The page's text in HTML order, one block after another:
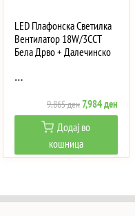
LED Плафонска Светилка
Вентилатор 18W/3CCT
Бела Дрво + Далечинско
…
9,865денOriginal
price
was:
9,865 ден.
7,984ден
price
Додај во
кошница